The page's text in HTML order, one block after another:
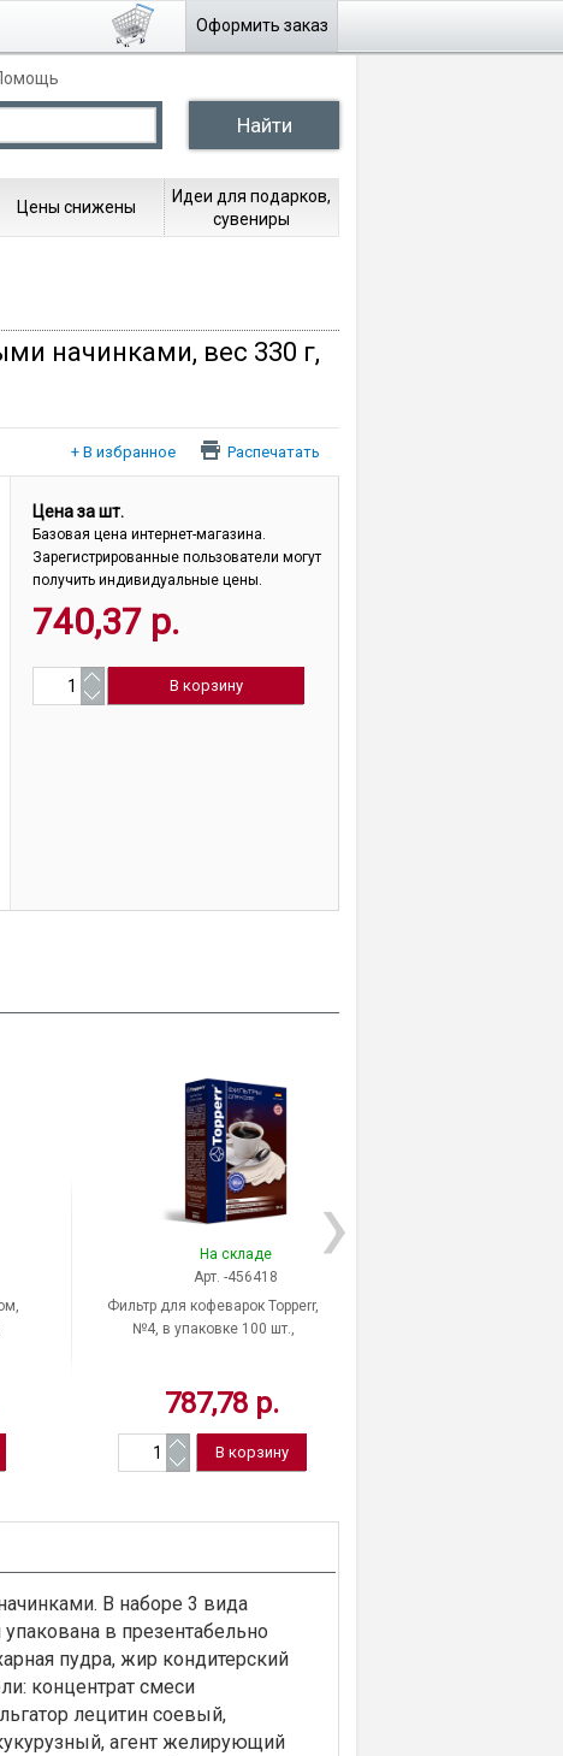
Оформить заказ
Цены снижены
Идеи для подарков,
сувениры
начинками, вес 330 г,
Распечатать
Цена за шт.
Базовая цена интернет-магазина.
Зарегистрированные пользователи могут
получить индивидуальные цены.
740,37 р.
На складе
Арт. -456418
Фильтр для кофеварок Topperr,
№4, в упаковке 100 шт.,
787,78 р.
В наборе 3 вида
в презентабельно
пудра, жир кондитерский
концентрат смеси
лецитин соевый,
агент желирующий